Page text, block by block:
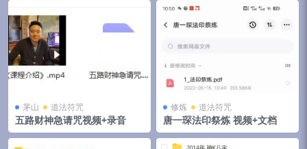
茅山 道法符咒
五路财神急请咒视频+录音
修炼 道法符咒
唐一琛法印祭炼 视频+文档